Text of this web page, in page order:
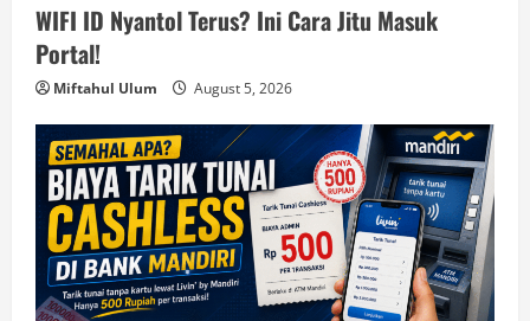
WIFI ID Nyantol Terus? Ini Cara Jitu Masuk
Portal!
Miftahul Ulum August 5, 2026